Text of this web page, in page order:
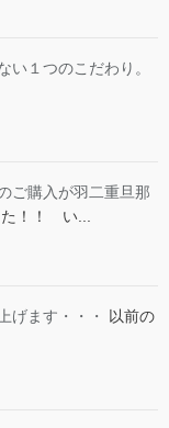
い１つのこだわり。
ご購入が羽二重旦那
！！ い...
げます・・・
以前の